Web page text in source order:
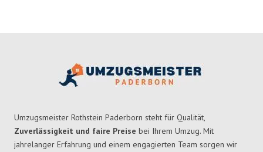
Umzugsmeister Rothstein Paderborn steht für Qualität,
Zuverlässigkeit und faire Preise bei Ihrem Umzug. Mit
jahrelanger Erfahrung und einem engagierten Team sorgen wir